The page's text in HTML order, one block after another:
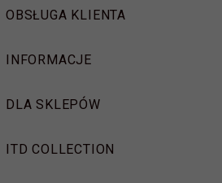
OBSŁUGA KLIENTA
INFORMACJE
DLA SKLEPÓW
ITD COLLECTION